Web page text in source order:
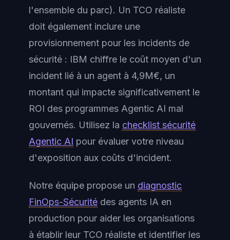
l'ensemble du parc). Un TCO réaliste
doit également inclure une
provisionnement pour les incidents de
sécurité : IBM chiffre le coût moyen d'un
incident lié à un agent à 4,9M€, un
montant qui impacte significativement le
ROI des programmes Agentic AI mal
gouvernés. Utilisez la checklist sécurité
Agentic AI pour évaluer votre niveau
d'exposition aux coûts d'incident.
Notre équipe propose un diagnostic
FinOps-Sécurité des agents IA en
production pour aider les organisations
à établir leur TCO réaliste et identifier les